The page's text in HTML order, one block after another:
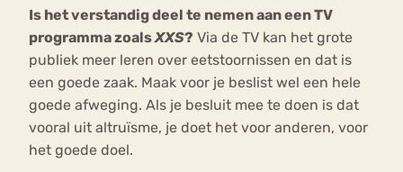
Is het verstandig deel te nemen aan een TV
programma zoalsXXS? Via de TV kan het grote
publiek meer leren over eetstoornissen en dat is
een goede zaak. Maak voor je beslist wel een hele
goede afweging. Als je besluit mee te doen is dat
vooral uit altruïsme, je doet het voor anderen, voor
het goede doel.